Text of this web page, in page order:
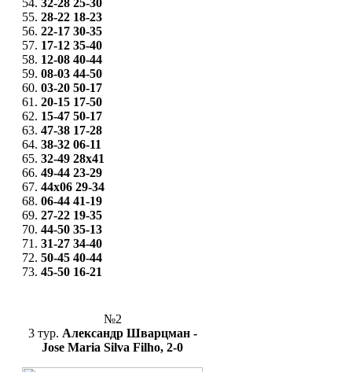
55. 28-22 18-23
56. 22-17 30-35
57. 17-12 35-40
58. 12-08 40-44
59. 08-03 44-50
60. 03-20 50-17
61. 20-15 17-50
62. 15-47 50-17
63. 47-38 17-28
64. 38-32 06-11
65. 32-49 28x41
66. 49-44 23-29
67. 44x06 29-34
68. 06-44 41-19
69. 27-22 19-35
70. 44-50 35-13
71. 31-27 34-40
72. 50-45 40-44
73. 45-50 16-21
№2
3 тур. Александр Шварцман -
Jose Maria Silva Filho, 2-0